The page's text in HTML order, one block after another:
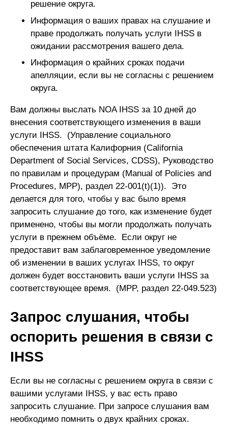
решение округа.
Информация о ваших правах на слушание и
праве продолжать получать услуги IHSS в
ожидании рассмотрения вашего дела.
Информация о крайних сроках подачи
апелляции, если вы не согласны с решением
округа.
Вам должны выслать NOA IHSS за 10 дней до
внесения соответствующего изменения в ваши
услуги IHSS. (Управление социального
обеспечения штата Калифорния (California
Department of Social Services, CDSS), Руководство
по правилам и процедурам (Manual of Policies and
Procedures, MPP), раздел 22-001(t)(1)). Это
делается для того, чтобы у вас было время
запросить слушание до того, как изменение будет
применено, чтобы вы могли продолжать получать
услуги в прежнем объёме. Если округ не
предоставит вам заблаговременное уведомление
об изменении в ваших услугах IHSS, то округ
должен будет восстановить ваши услуги IHSS за
соответствующее время. (MPP, раздел 22-049.523)
Запрос слушания, чтобы
оспорить решения в связи с
IHSS
Если вы не согласны с решением округа в связи с
вашими услугами IHSS, у вас есть право
запросить слушание. При запросе слушания вам
необходимо помнить о двух крайних сроках.